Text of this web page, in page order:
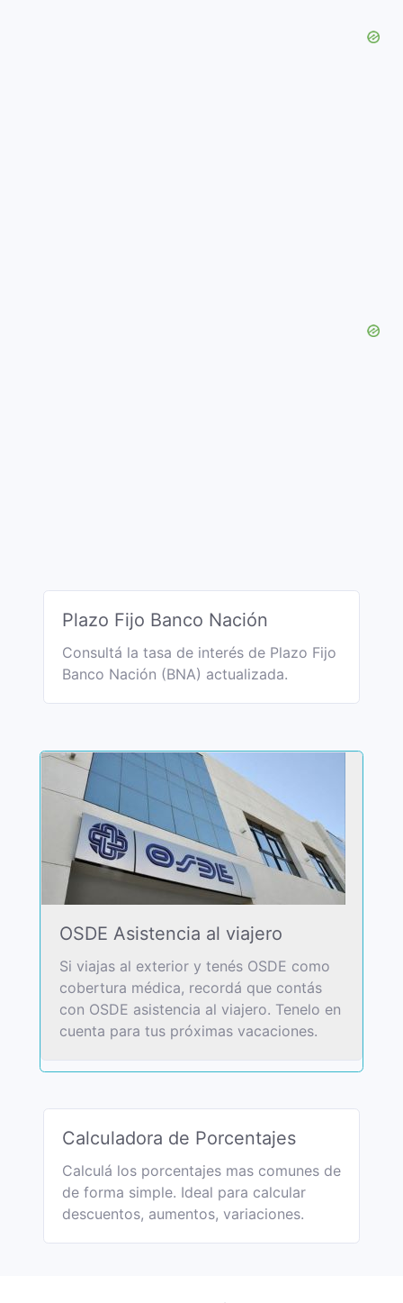
Plazo Fijo Banco Nación
Consultá la tasa de interés de Plazo Fijo
Banco Nación (BNA) actualizada.
OSDE Asistencia al viajero
Si viajas al exterior y tenés OSDE como
cobertura médica, recordá que contás
con OSDE asistencia al viajero. Tenelo en
cuenta para tus próximas vacaciones.
Calculadora de Porcentajes
Calculá los porcentajes mas comunes de
de forma simple. Ideal para calcular
descuentos, aumentos, variaciones.